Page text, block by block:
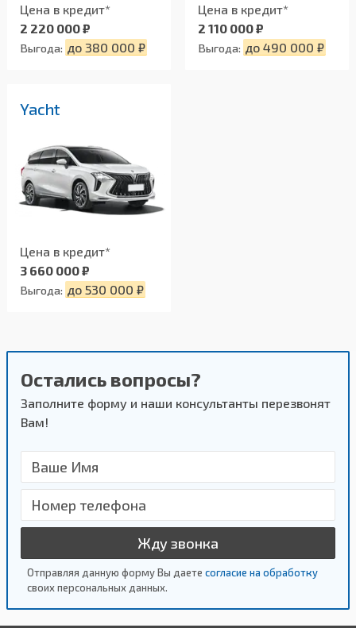
Цена в кредит*
2 220 000 ₽
Выгода: до 380 000 ₽
Цена в кредит*
2 110 000 ₽
Выгода: до 490 000 ₽
Yacht
Цена в кредит*
3 660 000 ₽
Выгода: до 530 000 ₽
Остались вопросы?
Заполните форму и наши консультанты перезвонят
Вам!
Жду звонка
Отправляя данную форму Вы даете согласие на обработку
своих персональных данных.